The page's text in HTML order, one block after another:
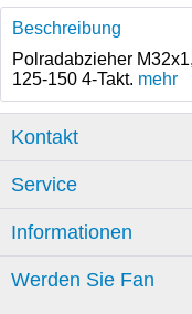
Beschreibung
Polradabzieher
125-150 4-Takt. mehr
Kontakt
Service
Informationen
Werden Sie Fan